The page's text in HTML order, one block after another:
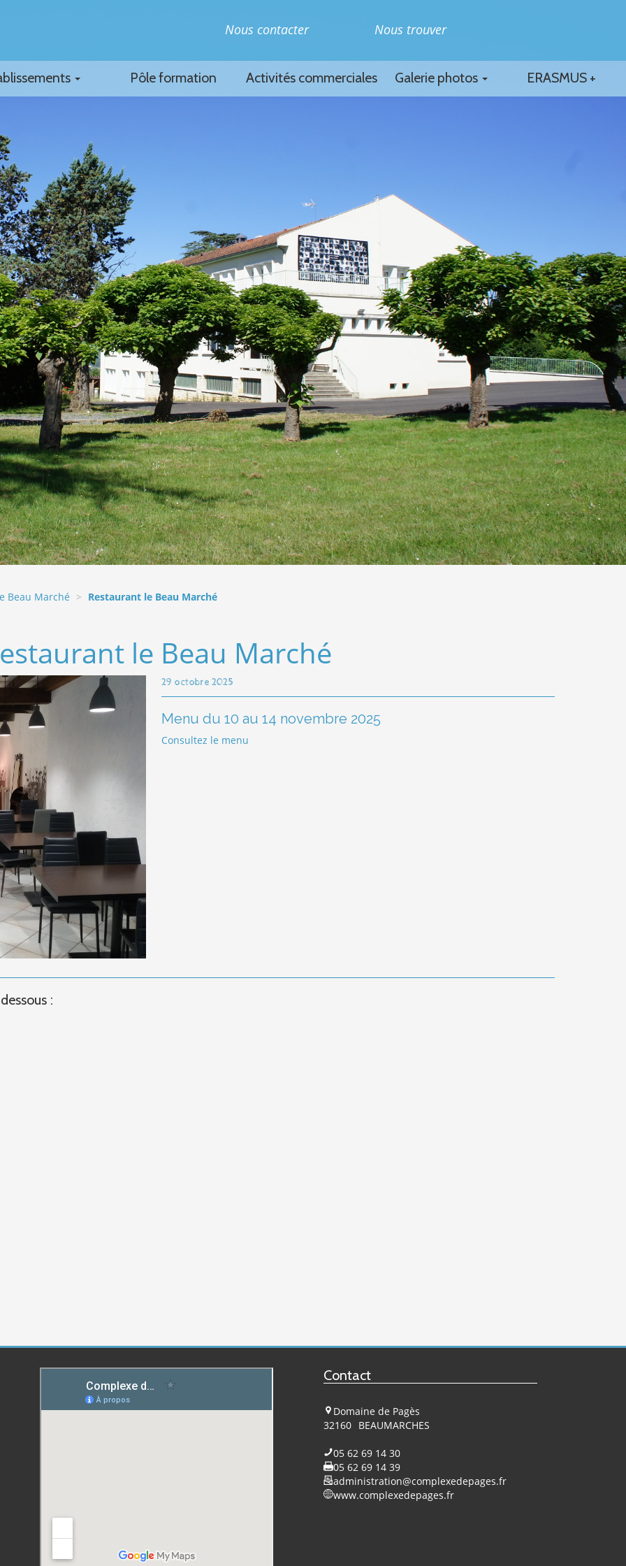
Nous contacter Nous trouver
Pôle formation Activités commerciales Galerie photos ERASMUS +
Beau Marché Restaurant le Beau Marché
le Beau Marché
29 octobre 2025
Menu du 10 au 14 novembre 2025
Consultez le menu
:
Contact
Domaine de Pagès
32160 BEAUMARCHES
05 62 69 14 30
05 62 69 14 39
administration@complexedepages.fr
www.complexedepages.fr